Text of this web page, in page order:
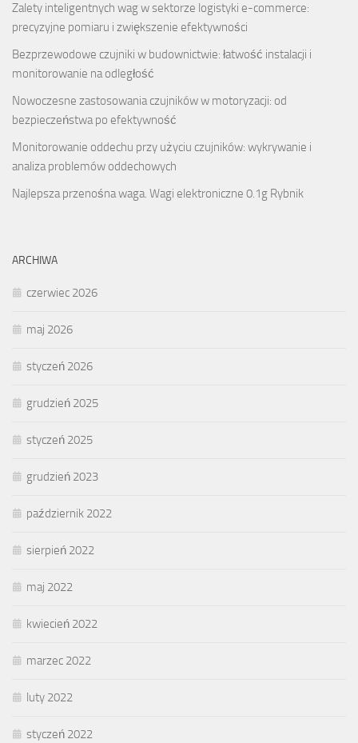
Zalety inteligentnych wag w sektorze logistyki e-commerce:
precyzyjne pomiaru i zwiększenie efektywności
Bezprzewodowe czujniki w budownictwie: łatwość instalacji i
monitorowanie na odległość
Nowoczesne zastosowania czujników w motoryzacji: od
bezpieczeństwa po efektywność
Monitorowanie oddechu przy użyciu czujników: wykrywanie i
analiza problemów oddechowych
Najlepsza przenośna waga. Wagi elektroniczne 0.1g Rybnik
ARCHIWA
czerwiec 2026
maj 2026
styczeń 2026
grudzień 2025
styczeń 2025
grudzień 2023
październik 2022
sierpień 2022
maj 2022
kwiecień 2022
marzec 2022
luty 2022
styczeń 2022